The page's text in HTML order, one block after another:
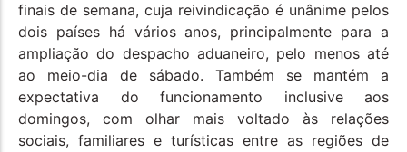
finais de semana, cuja reivindicação é unânime pelos
dois países há vários anos, principalmente para a
ampliação do despacho aduaneiro, pelo menos até
ao meio-dia de sábado. Também se mantém a
expectativa do funcionamento inclusive aos
domingos, com olhar mais voltado às relações
sociais, familiares e turísticas entre as regiões de